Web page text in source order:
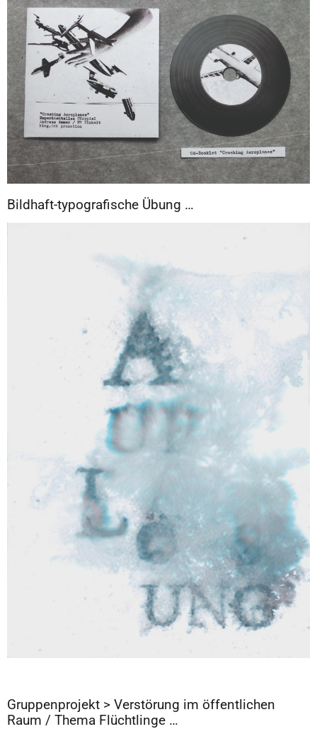
Bildhaft-typografische Übung …
Gruppenprojekt > Verstörung im öffentlichen
Raum / Thema Flüchtlinge …